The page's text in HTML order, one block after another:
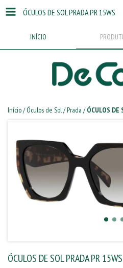
ÓCULOS DE SOL PRADA PR 15WS
INÍCIO
Início/ Óculos de Sol/Prada / ÓCULOS DE
ÓCULOS DE SOL PRADA PR 15WS